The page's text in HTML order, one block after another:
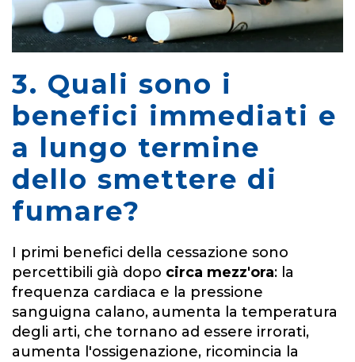
3. Quali sono i
benefici immediati e
a lungo termine
dello smettere di
fumare?
I primi benefici della cessazione sono
percettibili già dopo circa mezz'ora: la
frequenza cardiaca e la pressione
sanguigna calano, aumenta la temperatura
degli arti, che tornano ad essere irrorati,
aumenta l'ossigenazione, ricomincia la